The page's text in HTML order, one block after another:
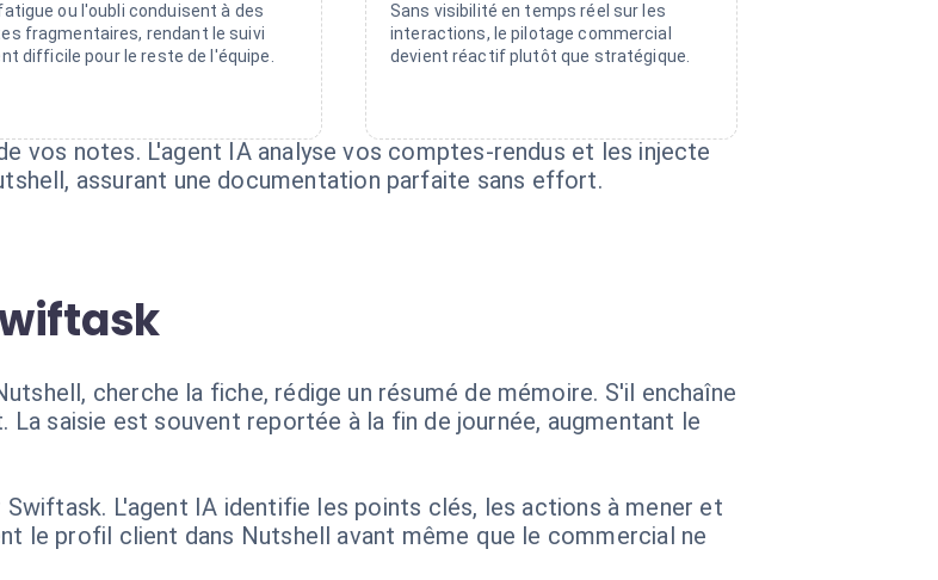
ou l'oubli conduisent à des
fragmentaires, rendant le suivi
difficile pour le reste de l'équipe.
Sans visibilité en temps réel sur les
interactions, le pilotage commercial
devient réactif plutôt que stratégique.
vos notes. L'agent IA analyse vos comptes-rendus et les injecte
assurant une documentation parfaite sans effort.
cherche la fiche, rédige un résumé de mémoire. S'il enchaîne
saisie est souvent reportée à la fin de journée, augmentant le
L'agent IA identifie les points clés, les actions à mener et
le profil client dans Nutshell avant même que le commercial ne